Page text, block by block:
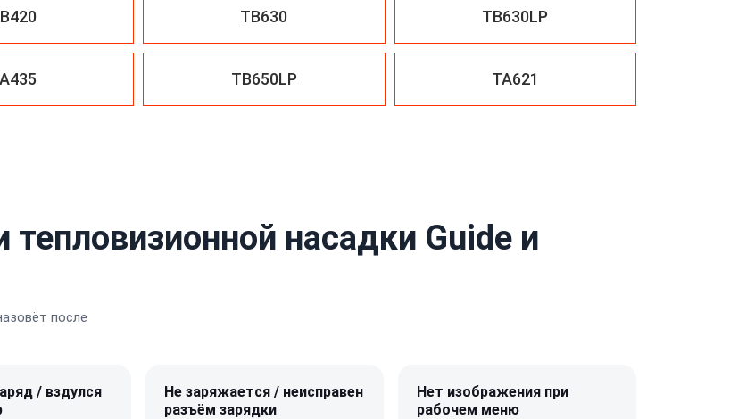
TB630 TB630LP
TB650LP TA621
насадки Guide и
после
/ вздулся
Не заряжается / неисправен
разъём зарядки
Нет изображения при
рабочем меню